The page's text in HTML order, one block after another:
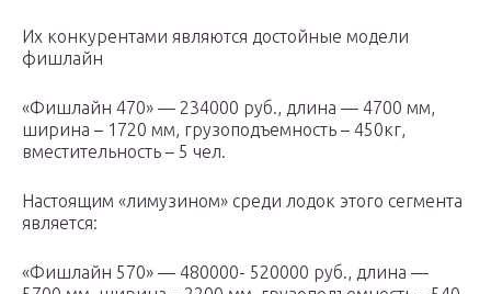
Их конкурентами являются достойные модели
фишлайн
«Фишлайн 470» — 234000 руб., длина — 4700 мм,
ширина – 1720 мм, грузоподъемность – 450кг,
вместительность – 5 чел.
Настоящим «лимузином» среди лодок этого сегмента
является:
«Фишлайн 570» — 480000- 520000 руб., длина —